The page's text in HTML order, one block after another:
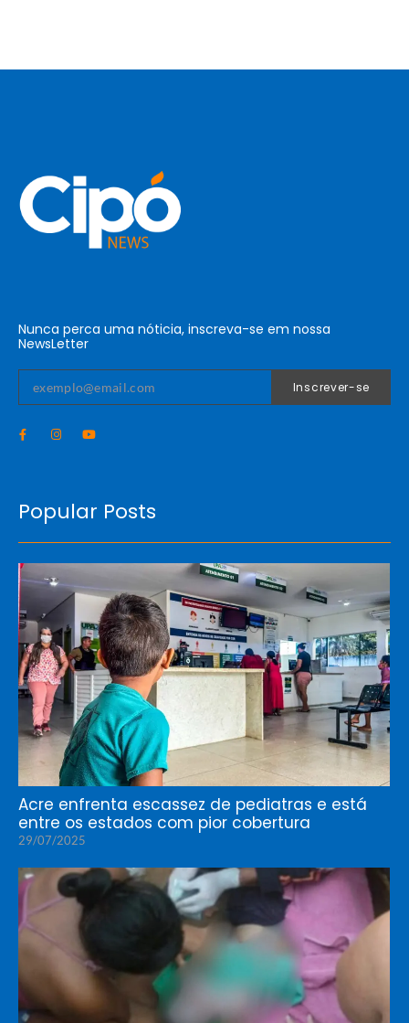
Nunca perca uma nóticia, inscreva-se em nossa
NewsLetter
Inscrever-se
Popular Posts
Acre enfrenta escassez de pediatras e está
entre os estados com pior cobertura
29/07/2025